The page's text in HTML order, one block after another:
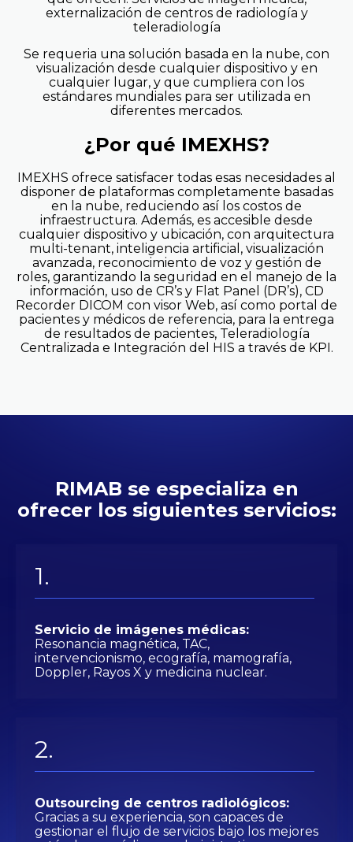
externalización de centros de radiología y
teleradiología
Se requeria una solución basada en la nube, con
visualización desde cualquier dispositivo y en
cualquier lugar, y que cumpliera con los
estándares mundiales para ser utilizada en
diferentes mercados.
¿Por qué IMEXHS?
IMEXHS ofrece satisfacer todas esas necesidades al
disponer de plataformas completamente basadas
en la nube, reduciendo así los costos de
infraestructura. Además, es accesible desde
cualquier dispositivo y ubicación, con arquitectura
multi-tenant, inteligencia artificial, visualización
avanzada, reconocimiento de voz y gestión de
roles, garantizando la seguridad en el manejo de la
información, uso de CR’s y Flat Panel (DR’s), CD
Recorder DICOM con visor Web, así como portal de
pacientes y médicos de referencia, para la entrega
de resultados de pacientes, Teleradiología
Centralizada e Integración del HIS a través de KPI.
RIMAB se especializa en
ofrecer los siguientes servicios:
Servicio de imágenes médicas:
Resonancia magnética, TAC,
intervencionismo, ecografía, mamografía,
Doppler, Rayos X y medicina nuclear.
Outsourcing de centros radiológicos:
Gracias a su experiencia, son capaces de
gestionar el flujo de servicios bajo los mejores